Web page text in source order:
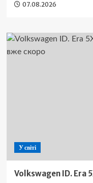
07.08.2026
У світі
Volkswagen ID. Era